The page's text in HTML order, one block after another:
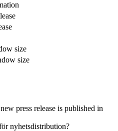
size
size
press release is published in
nyhetsdistribution?